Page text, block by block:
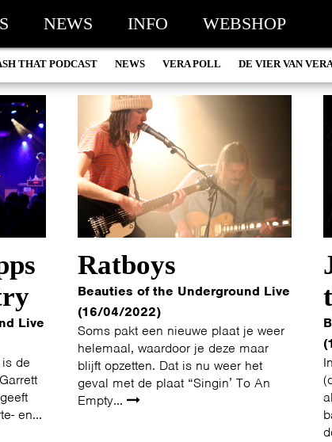
NEWS INFO WEBSHOP
THAT PODCAST NEWS VERA POLL DE VIER VAN
Live
de
en...
Ratboys
Beauties of the Underground Live
(16/04/2022)
Soms pakt een nieuwe plaat je weer
helemaal, waardoor je deze maar
blijft opzetten. Dat is nu weer het
geval met de plaat “Singin’ To An
Empty...